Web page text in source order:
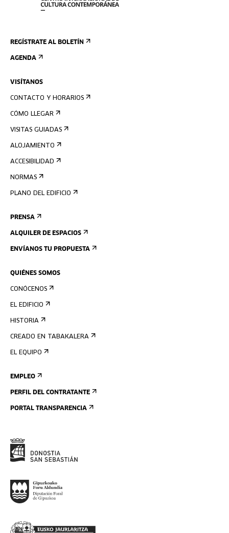
REGÍSTRATE AL BOLETÍN
AGENDA
VISÍTANOS
CONTACTO Y HORARIOS
CÓMO LLEGAR
VISITAS GUIADAS
ALOJAMIENTO
ACCESIBILIDAD
NORMAS
PLANO DEL EDIFICIO
PRENSA
ALQUILER DE ESPACIOS
ENVÍANOS TU PROPUESTA
QUIÉNES SOMOS
CONÓCENOS
EL EDIFICIO
HISTORIA
CREADO EN TABAKALERA
EL EQUIPO
EMPLEO
PERFIL DEL CONTRATANTE
PORTAL TRANSPARENCIA